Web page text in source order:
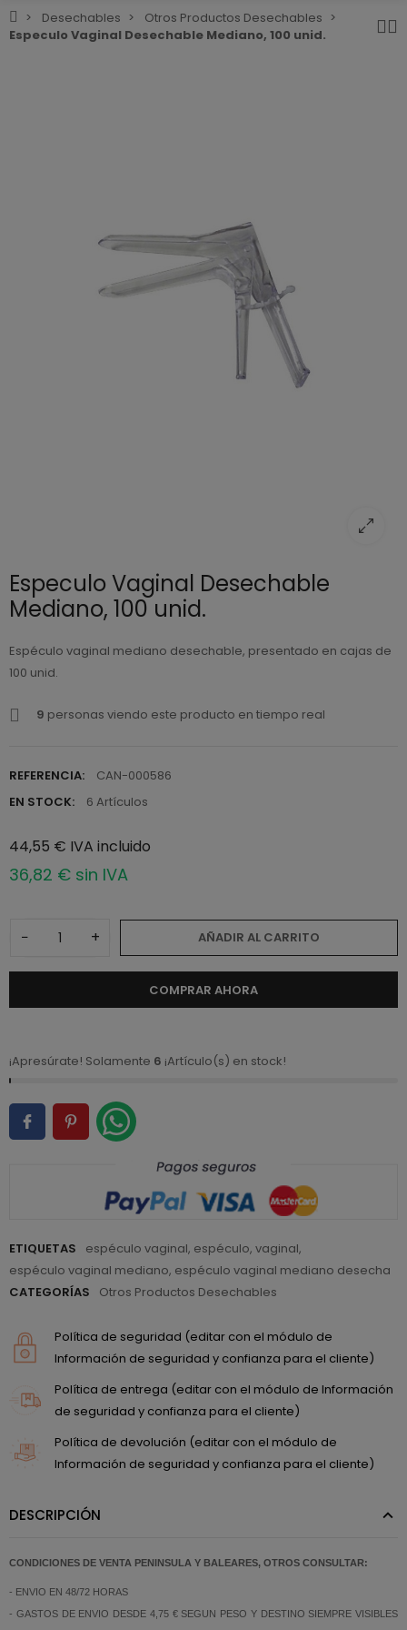
Desechables
Otros Productos Desechables
Especulo Vaginal Desechable Mediano, 100 unid.
Especulo Vaginal Desechable
Mediano, 100 unid.
Espéculo vaginal mediano desechable, presentado en cajas de
100 unid.
9 personas viendo este producto en tiempo real
REFERENCIA:
CAN-000586
EN STOCK:
6 Artículos
44,55 € IVA incluido
36,82 € sin IVA
− + AÑADIR AL CARRITO
COMPRAR AHORA
¡Apresúrate! Solamente 6 ¡Artículo(s) en stock!
ETIQUETAS espéculo vaginal, espéculo, vaginal,
espéculo vaginal mediano, espéculo vaginal mediano desecha
CATEGORÍAS
Otros Productos Desechables
Política de seguridad (editar con el módulo de
Información de seguridad y confianza para el cliente)
Política de entrega (editar con el módulo de Información
de seguridad y confianza para el cliente)
Política de devolución (editar con el módulo de
Información de seguridad y confianza para el cliente)
DESCRIPCIÓN
CONDICIONES DE VENTA PENINSULA Y BALEARES, OTROS CONSULTAR:
- ENVIO EN 48/72 HORAS
- GASTOS DE ENVIO DESDE 4,75 € SEGUN PESO Y DESTINO SIEMPRE VISIBLES